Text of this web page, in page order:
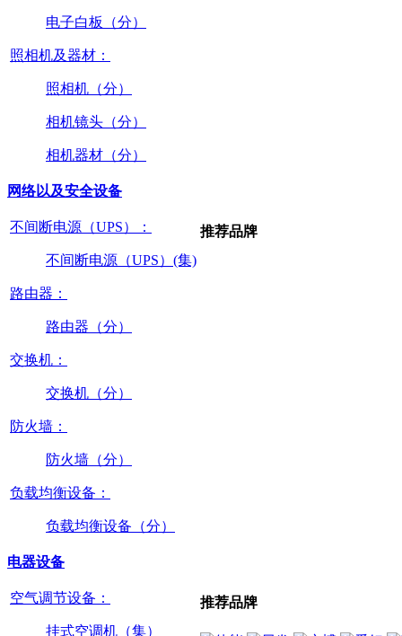
电子白板（分）
照相机及器材：
照相机（分）
相机镜头（分）
相机器材（分）
网络以及安全设备
不间断电源（UPS）：
不间断电源（UPS）(集)
路由器：
路由器（分）
交换机：
交换机（分）
防火墙：
防火墙（分）
负载均衡设备：
负载均衡设备（分）
推荐品牌
电器设备
空气调节设备：
挂式空调机（集）
推荐品牌